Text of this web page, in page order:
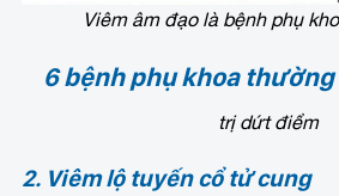
Viêm âm đạo là bệnh phụ
6 bệnh phụ khoa
trị dứt điểm
2. Viêm lộ tuyến cổ tử cung